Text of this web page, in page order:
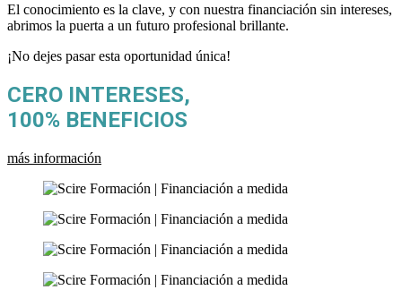
El conocimiento es la clave, y con nuestra financiación sin intereses,
abrimos la puerta a un futuro profesional brillante.
¡No dejes pasar esta oportunidad única!
CERO INTERESES,
100% BENEFICIOS
más información